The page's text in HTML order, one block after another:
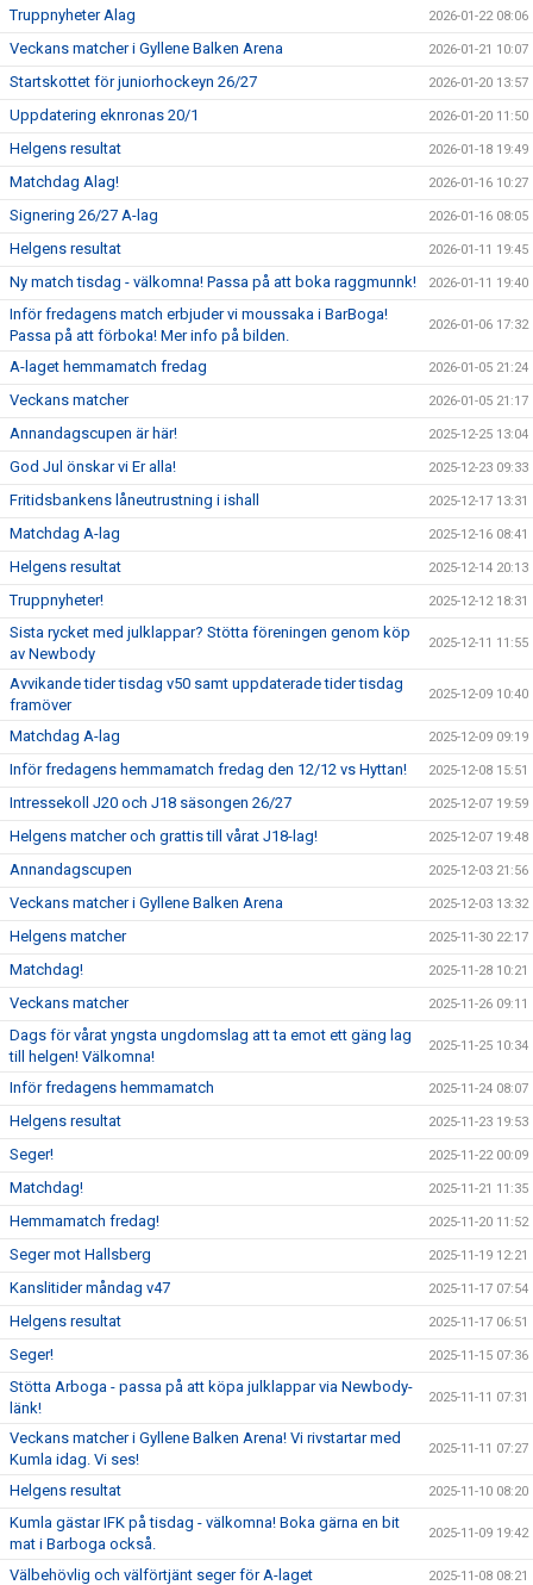
Truppnyheter Alag 2026-01-22 08:06
Veckans matcher i Gyllene Balken Arena 2026-01-21 10:07
Startskottet för juniorhockeyn 26/27 2026-01-20 13:57
Uppdatering eknronas 20/1 2026-01-20 11:50
Helgens resultat 2026-01-18 19:49
Matchdag Alag! 2026-01-16 10:27
Signering 26/27 A-lag 2026-01-16 08:05
Helgens resultat 2026-01-11 19:45
Ny match tisdag - välkomna! Passa på att boka raggmunnk! 2026-01-11 19:40
Inför fredagens match erbjuder vi moussaka i BarBoga!
Passa på att förboka! Mer info på bilden.
2026-01-06 17:32
A-laget hemmamatch fredag 2026-01-05 21:24
Veckans matcher 2026-01-05 21:17
Annandagscupen är här! 2025-12-25 13:04
God Jul önskar vi Er alla! 2025-12-23 09:33
Fritidsbankens låneutrustning i ishall 2025-12-17 13:31
Matchdag A-lag 2025-12-16 08:41
Helgens resultat 2025-12-14 20:13
Truppnyheter! 2025-12-12 18:31
Sista rycket med julklappar? Stötta föreningen genom köp
av Newbody
2025-12-11 11:55
Avvikande tider tisdag v50 samt uppdaterade tider tisdag
framöver
2025-12-09 10:40
Matchdag A-lag 2025-12-09 09:19
Inför fredagens hemmamatch fredag den 12/12 vs Hyttan! 2025-12-08 15:51
Intressekoll J20 och J18 säsongen 26/27 2025-12-07 19:59
Helgens matcher och grattis till vårat J18-lag! 2025-12-07 19:48
Annandagscupen 2025-12-03 21:56
Veckans matcher i Gyllene Balken Arena 2025-12-03 13:32
Helgens matcher 2025-11-30 22:17
Matchdag! 2025-11-28 10:21
Veckans matcher 2025-11-26 09:11
Dags för vårat yngsta ungdomslag att ta emot ett gäng lag
till helgen! Välkomna!
2025-11-25 10:34
Inför fredagens hemmamatch 2025-11-24 08:07
Helgens resultat 2025-11-23 19:53
Seger! 2025-11-22 00:09
Matchdag! 2025-11-21 11:35
Hemmamatch fredag! 2025-11-20 11:52
Seger mot Hallsberg 2025-11-19 12:21
Kanslitider måndag v47 2025-11-17 07:54
Helgens resultat 2025-11-17 06:51
Seger! 2025-11-15 07:36
Stötta Arboga - passa på att köpa julklappar via Newbody-
länk!
2025-11-11 07:31
Veckans matcher i Gyllene Balken Arena! Vi rivstartar med
Kumla idag. Vi ses!
2025-11-11 07:27
Helgens resultat 2025-11-10 08:20
Kumla gästar IFK på tisdag - välkomna! Boka gärna en bit
mat i Barboga också.
2025-11-09 19:42
Välbehövlig och välförtjänt seger för A-laget 2025-11-08 08:21